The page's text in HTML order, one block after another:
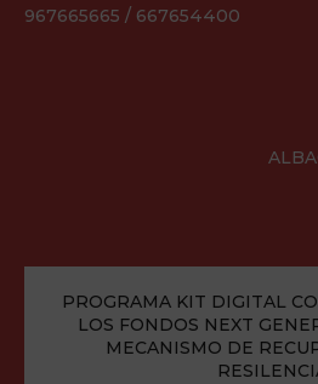
967665665 / 667654400
PROGRAMA KIT DIGITAL
LOS FONDOS NEXT
MECANISMO DE